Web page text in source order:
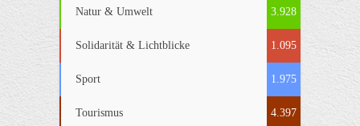
Natur & Umwelt 3.928
Solidarität & Lichtblicke 1.095
Sport 1.975
Tourismus 4.397